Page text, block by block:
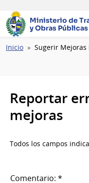
Ministerio de
y Obras Públicas
Ruta
Inicio Sugerir Mejoras
Reportar
mejoras
Todos los campos
Comentario: *